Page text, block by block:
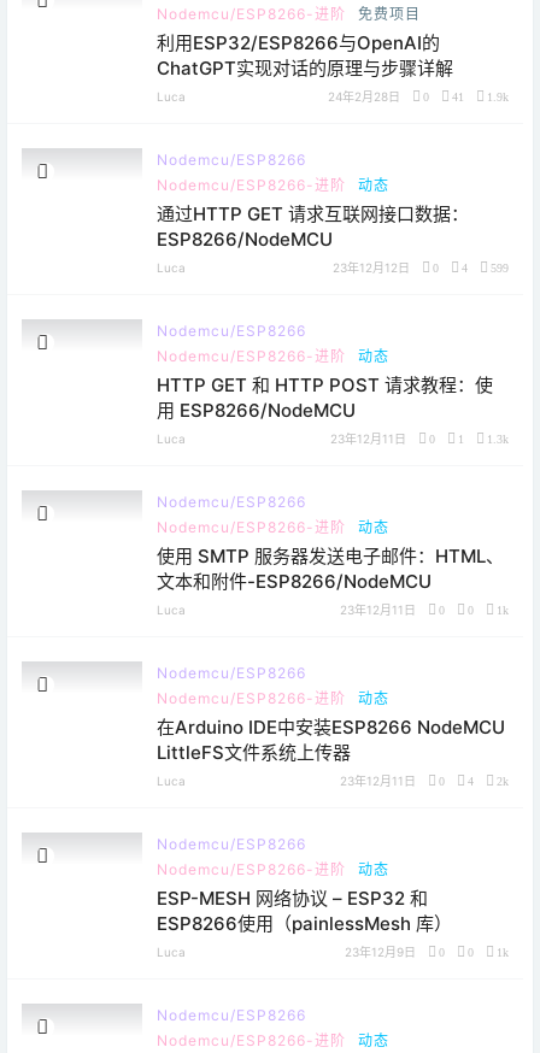
Nodemcu/ESP8266-进阶
免费项目
利用ESP32/ESP8266与OpenAI的
ChatGPT实现对话的原理与步骤详解
Luca 24年2月28日 0 41 1.9k
Nodemcu/ESP8266
Nodemcu/ESP8266-进阶
动态
通过HTTP GET 请求互联网接口数据：
ESP8266/NodeMCU
Luca 23年12月12日 0 4 599
Nodemcu/ESP8266
Nodemcu/ESP8266-进阶
动态
HTTP GET 和 HTTP POST 请求教程：使
用 ESP8266/NodeMCU
Luca 23年12月11日 0 1 1.3k
Nodemcu/ESP8266
Nodemcu/ESP8266-进阶
动态
使用 SMTP 服务器发送电子邮件：HTML、
文本和附件-ESP8266/NodeMCU
Luca 23年12月11日 0 0 1k
Nodemcu/ESP8266
Nodemcu/ESP8266-进阶
动态
在Arduino IDE中安装ESP8266 NodeMCU
LittleFS文件系统上传器
Luca 23年12月11日 0 4 2k
Nodemcu/ESP8266
Nodemcu/ESP8266-进阶
动态
ESP-MESH 网络协议 – ESP32 和
ESP8266使用（painlessMesh 库）
Luca 23年12月9日 0 0 1k
Nodemcu/ESP8266
Nodemcu/ESP8266-进阶
动态